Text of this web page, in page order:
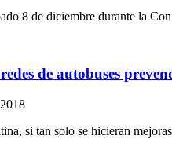
8 de diciembre durante la
de autobuses
si tan solo se hicieran